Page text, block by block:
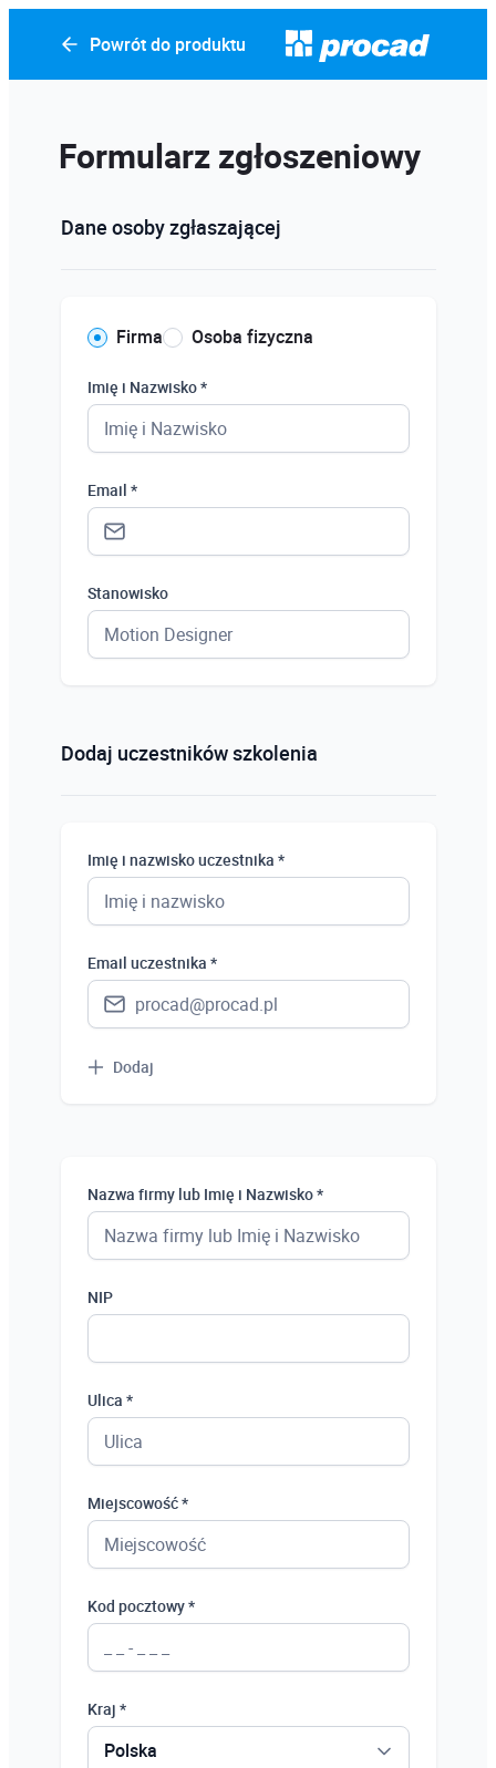
Powrót do produktu
Formularz zgłoszeniowy
Dane osoby zgłaszającej
Firma Osoba fizyczna
Imię i Nazwisko *
Email *
Stanowisko
Dodaj uczestników szkolenia
Imię i nazwisko uczestnika *
Email uczestnika *
Dodaj
Nazwa firmy lub Imię i Nazwisko *
NIP
Ulica *
Miejscowość *
Kod pocztowy *
Kraj *
Polska
Uczeń
Bezrobotny